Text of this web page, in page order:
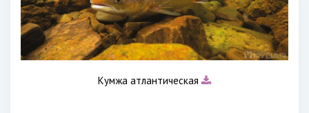
Кумжа атлантическая